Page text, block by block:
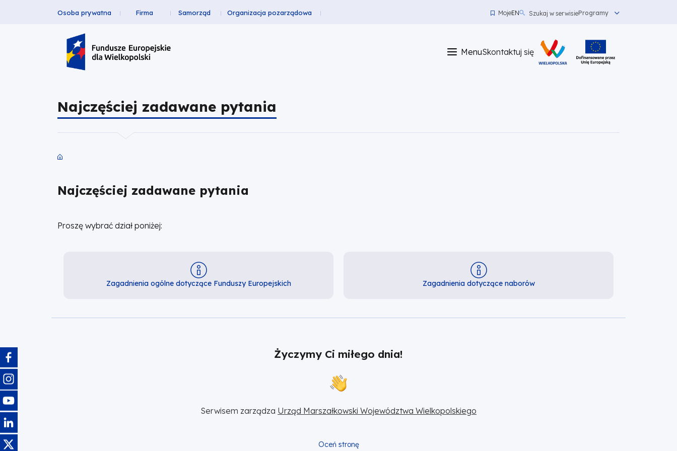
Najczęściej
zadawane
Fundusze
Wielkopolski
Header
Top
Osoba prywatna Firma Samorząd Organizacja pozarządowa MojeEN
top
left
Szukaj w serwisieProgramy
Menu
Skontaktuj
Skontaktuj się
Najczęściej zadawane pytania
Najczęściej zadawane pytania
Proszę wybrać dział poniżej:
Zagadnienia ogólne dotyczące Funduszy Europejskich Zagadnienia dotyczące naborów
Życzymy Ci miłego dnia!
Serwisem zarządza Urząd Marszałkowski Województwa Wielkopolskiego
Oceń stronę
Obraz
Obraz
Obraz
Obraz
Obraz